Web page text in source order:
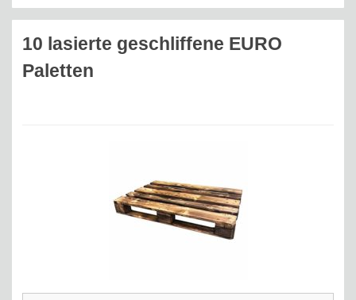
10 lasierte geschliffene EURO
Paletten